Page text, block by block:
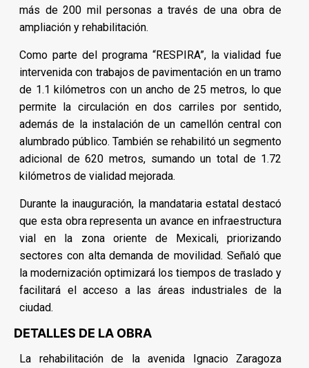
más de 200 mil personas a través de una obra de
ampliación y rehabilitación.
Como parte del programa “RESPIRA”, la vialidad fue
intervenida con trabajos de pavimentación en un tramo
de 1.1 kilómetros con un ancho de 25 metros, lo que
permite la circulación en dos carriles por sentido,
además de la instalación de un camellón central con
alumbrado público. También se rehabilitó un segmento
adicional de 620 metros, sumando un total de 1.72
kilómetros de vialidad mejorada.
Durante la inauguración, la mandataria estatal destacó
que esta obra representa un avance en infraestructura
vial en la zona oriente de Mexicali, priorizando
sectores con alta demanda de movilidad. Señaló que
la modernización optimizará los tiempos de traslado y
facilitará el acceso a las áreas industriales de la
ciudad.
DETALLES DE LA OBRA
La rehabilitación de la avenida Ignacio Zaragoza